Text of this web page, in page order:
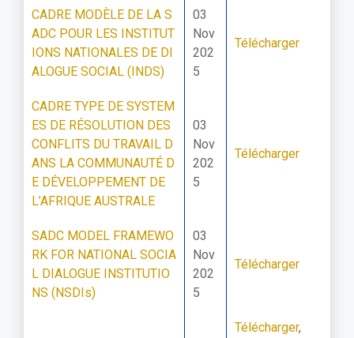
CADRE MODÈLE DE LA S
ADC POUR LES INSTITUT
IONS NATIONALES DE DI
ALOGUE SOCIAL (INDS)
03
Nov
202
5
Télécharger
CADRE TYPE DE SYSTEM
ES DE RÉSOLUTION DES
CONFLITS DU TRAVAIL D
ANS LA COMMUNAUTÉ D
E DÉVELOPPEMENT DE
L’AFRIQUE AUSTRALE
03
Nov
202
5
Télécharger
SADC MODEL FRAMEWO
RK FOR NATIONAL SOCIA
L DIALOGUE INSTITUTIO
NS (NSDIs)
03
Nov
202
5
Télécharger
Télécharger,